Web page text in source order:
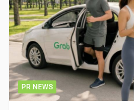
PR NEWS